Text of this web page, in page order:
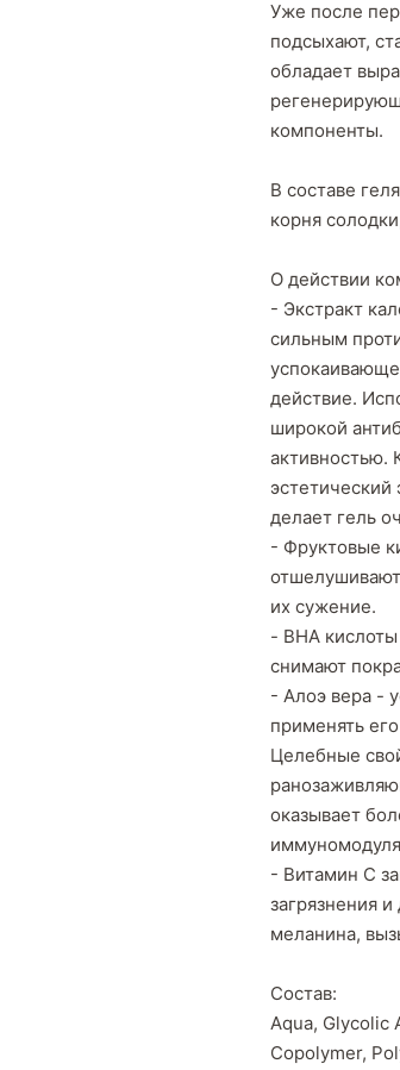
Уже после
подсыхают,
обладает
компоненты.
В составе
корня
О действии
- Экстракт
сильным
действие.
широкой
активностью.
эстетический
делает гель
- Фруктовые
их сужение.
- BHA
снимают
- Алоэ вера -
применять
Целебные
оказывает
- Витамин С
загрязнения
меланина,
Состав:
Aqua, Glycolic
Copolymer,